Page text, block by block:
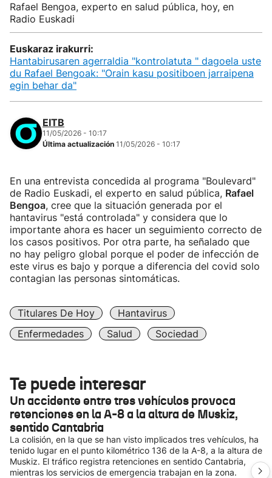
Rafael Bengoa, experto en salud pública, hoy, en
Radio Euskadi
Euskaraz irakurri:
Hantabirusaren agerraldia "kontrolatuta " dagoela uste
du Rafael Bengoak: "Orain kasu positiboen jarraipena
egin behar da"
EITB
11/05/2026 - 10:17
Última actualización 11/05/2026 - 10:17
En una entrevista concedida al programa "Boulevard"
de Radio Euskadi, el experto en salud pública, Rafael
Bengoa, cree que la situación generada por el
hantavirus "está controlada" y considera que lo
importante ahora es hacer un seguimiento correcto de
los casos positivos. Por otra parte, ha señalado que
no hay peligro global porque el poder de infección de
este virus es bajo y porque a diferencia del covid solo
contagian las personas sintomáticas.
Titulares De Hoy
Hantavirus
Enfermedades
Salud Sociedad
Te puede interesar
Un accidente entre tres vehículos provoca
retenciones en la A-8 a la altura de Muskiz,
sentido Cantabria
La colisión, en la que se han visto implicados tres vehículos, ha
tenido lugar en el punto kilométrico 136 de la A-8, a la altura de
Muskiz. El tráfico registra retenciones en sentido Cantabria,
mientras los servicios de emergencia trabajan en la zona.